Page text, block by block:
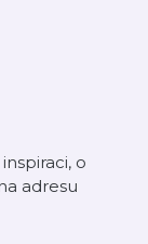
o
adresu